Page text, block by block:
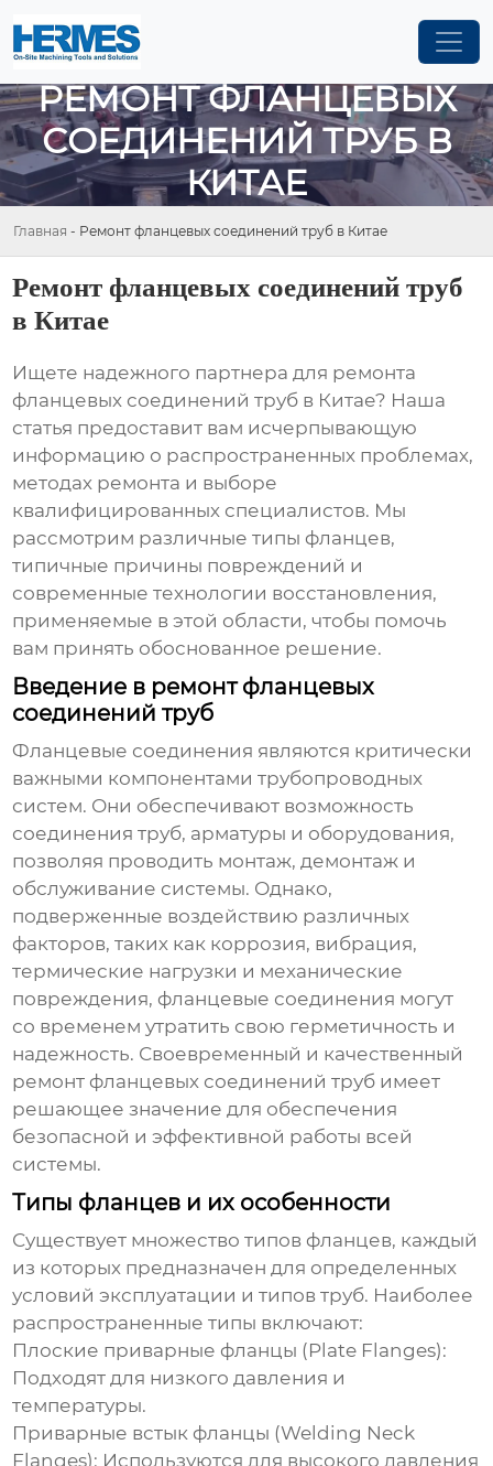
РЕМОНТ ФЛАНЦЕВЫХ
СОЕДИНЕНИЙ ТРУБ В
КИТАЕ
Главная - Ремонт фланцевых соединений труб в Китае
Ремонт фланцевых соединений труб
в Китае
Ищете надежного партнера для ремонта
фланцевых соединений труб в Китае? Наша
статья предоставит вам исчерпывающую
информацию о распространенных проблемах,
методах ремонта и выборе
квалифицированных специалистов. Мы
рассмотрим различные типы фланцев,
типичные причины повреждений и
современные технологии восстановления,
применяемые в этой области, чтобы помочь
вам принять обоснованное решение.
Введение в ремонт фланцевых
соединений труб
Фланцевые соединения являются критически
важными компонентами трубопроводных
систем. Они обеспечивают возможность
соединения труб, арматуры и оборудования,
позволяя проводить монтаж, демонтаж и
обслуживание системы. Однако,
подверженные воздействию различных
факторов, таких как коррозия, вибрация,
термические нагрузки и механические
повреждения, фланцевые соединения могут
со временем утратить свою герметичность и
надежность. Своевременный и качественный
ремонт фланцевых соединений труб имеет
решающее значение для обеспечения
безопасной и эффективной работы всей
системы.
Типы фланцев и их особенности
Существует множество типов фланцев, каждый
из которых предназначен для определенных
условий эксплуатации и типов труб. Наиболее
распространенные типы включают:
Плоские приварные фланцы (Plate Flanges):
Подходят для низкого давления и
температуры.
Приварные встык фланцы (Welding Neck
Flanges): Используются для высокого давления